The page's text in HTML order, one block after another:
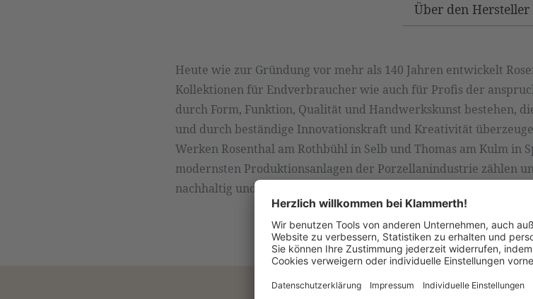
Über den Hersteller
Heute wie zur Gründung vor mehr als 140 Jahren entwickelt
Kollektionen für Endverbraucher wie auch für Profis der
durch Form, Funktion, Qualität und Handwerkskunst bestehen,
und durch beständige Innovationskraft und Kreativität
Werken Rosenthal am Rothbühl in Selb und Thomas am Kulm in
modernsten Produktionsanlagen der Porzellanindustrie zählen
nachhaltig und ressourcenschonend produzieren.